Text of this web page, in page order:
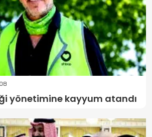
yönetimine kayyum atandı